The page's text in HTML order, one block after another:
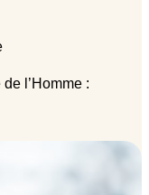
l’Homme :